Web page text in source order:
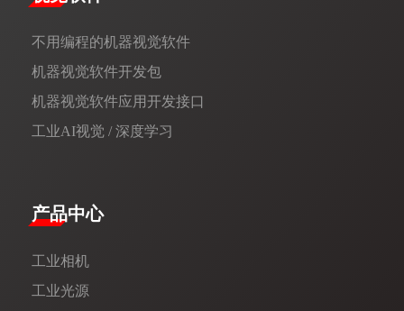
不用编程的机器视觉软件
机器视觉软件开发包
机器视觉软件应用开发接口
工业AI视觉 / 深度学习
产品中心
工业相机
工业光源